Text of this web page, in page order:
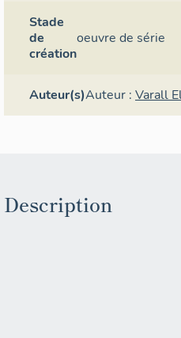
Stade
de
création
oeuvre de série
Auteur(s)Auteur : Varall
Description